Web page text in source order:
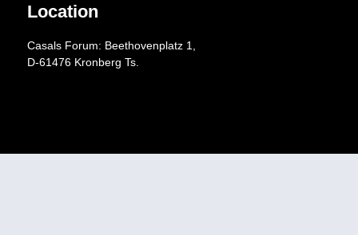
Location
Casals Forum: Beethovenplatz 1,
D-61476 Kronberg Ts.